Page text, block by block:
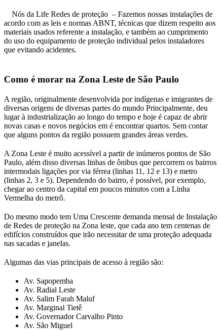
Nós da Life Redes de proteção – Fazemos nossas instalações de
acordo com as leis e normas ABNT, técnicas que dizem respeito aos
materiais usados referente a instalação, e também ao cumprimento
do uso do equipamento de proteção individual pelos instaladores
que evitando acidentes.
Como é morar na Zona Leste de São Paulo
A região, originalmente desenvolvida por indígenas e imigrantes de
diversas origens de diversas partes do mundo Principalmente, deu
lugar à industrialização ao longo do tempo e hoje é capaz de abrir
novas casas e novos negócios em é encontrar quartos. Sem contar
que alguns pontos da região possuem grandes áreas verdes.
A Zona Leste é muito acessível a partir de inúmeros pontos de São
Paulo, além disso diversas linhas de ônibus que percorrem os bairros
intermodais ligações por via férrea (linhas 11, 12 e 13) e metro
(linhas 2, 3 e 5). Dependendo do bairro, é possível, por exemplo,
chegar ao centro da capital em poucos minutos com a Linha
Vermelha do metrô.
Do mesmo modo tem Uma Crescente demanda mensal de Instalação
de Redes de proteção na Zona leste, que cada ano tem centenas de
edifícios construídos que irão necessitar de uma proteção adequada
nas sacadas e janelas.
Algumas das vias principais de acesso à região são:
Av. Sapopemba
Av. Radial Leste
Av. Salim Farah Maluf
Av. Marginal Tietê
Av. Governador Carvalho Pinto
Av. São Miguel